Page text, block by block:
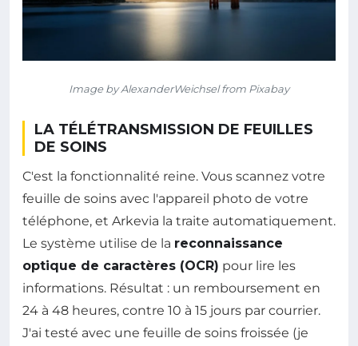
Image by AlexanderWeichsel from Pixabay
LA TÉLÉTRANSMISSION DE FEUILLES
DE SOINS
C'est la fonctionnalité reine. Vous scannez votre
feuille de soins avec l'appareil photo de votre
téléphone, et Arkevia la traite automatiquement.
Le système utilise de la reconnaissance
optique de caractères (OCR) pour lire les
informations. Résultat : un remboursement en
24 à 48 heures, contre 10 à 15 jours par courrier.
J'ai testé avec une feuille de soins froissée (je